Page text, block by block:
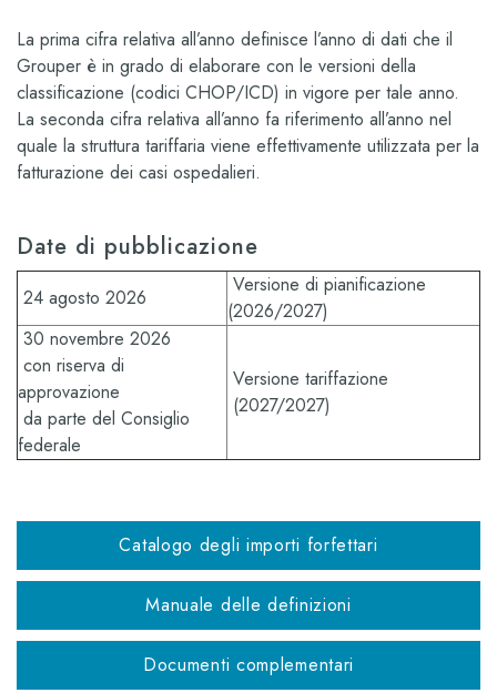
La prima cifra relativa all’anno definisce l’anno di dati che il
Grouper è in grado di elaborare con le versioni della
classificazione (codici CHOP/ICD) in vigore per tale anno.
La seconda cifra relativa all’anno fa riferimento all’anno nel
quale la struttura tariffaria viene effettivamente utilizzata per la
fatturazione dei casi ospedalieri.
Date di pubblicazione
24 agosto 2026
Versione di pianificazione
(2026/2027)
30 novembre 2026
con riserva di
approvazione
da parte del Consiglio
federale
Versione tariffazione
(2027/2027)
Catalogo degli importi forfettari
Manuale delle definizioni
Documenti complementari